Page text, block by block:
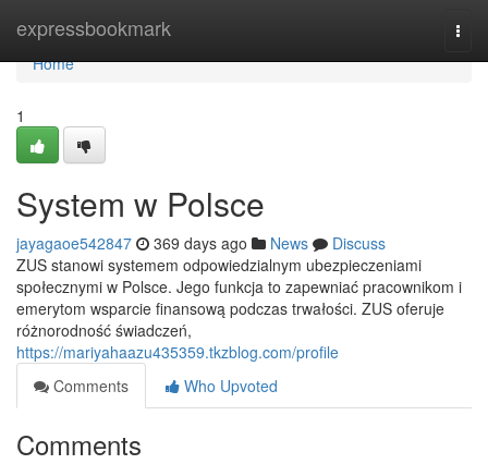
expressbookmark
Home
Home
1
System w Polsce
jayagaoe542847 369 days ago News
Discuss
ZUS stanowi systemem odpowiedzialnym ubezpieczeniami
społecznymi w Polsce. Jego funkcja to zapewniać pracownikom i
emerytom wsparcie finansową podczas trwałości. ZUS oferuje
różnorodność świadczeń,
https://mariyahaazu435359.tkzblog.com/profile
Comments
Who Upvoted
Comments